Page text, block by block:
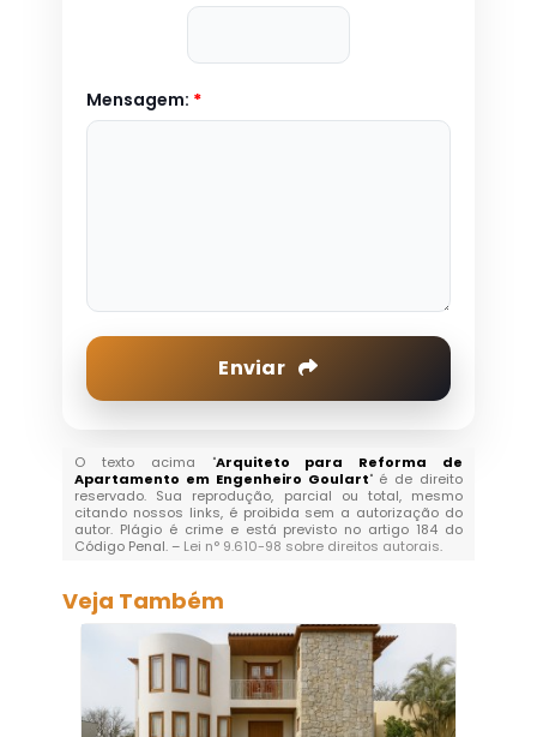
Mensagem: *
Enviar
O texto acima "Arquiteto para Reforma de
Apartamento em Engenheiro Goulart" é de direito
reservado. Sua reprodução, parcial ou total, mesmo
citando nossos links, é proibida sem a autorização do
autor. Plágio é crime e está previsto no artigo 184 do
Código Penal. – Lei n° 9.610-98 sobre direitos autorais.
Veja Também